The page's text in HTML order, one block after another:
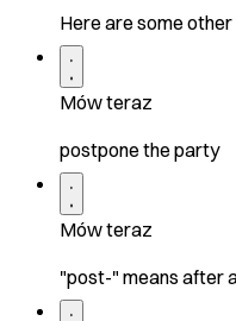
Here are some
Mów teraz
postpone the party
Mów teraz
"post-" means after